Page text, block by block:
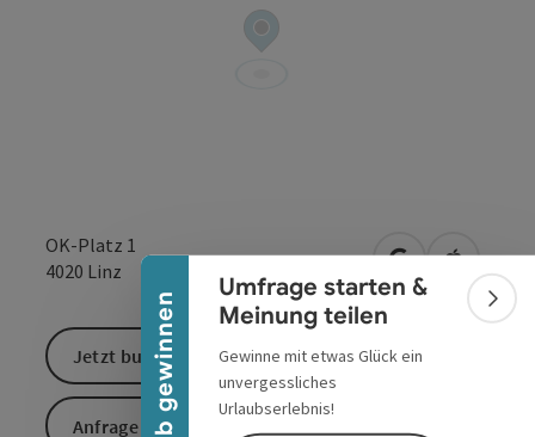
Banner einklappen
Umfrage starten &
Meinung teilen
Gewinne mit etwas Glück ein
unvergessliches
Urlaubserlebnis!
OK-Platz 1
4020 Linz in Google
in
Jetzt buchen
Anfrage senden